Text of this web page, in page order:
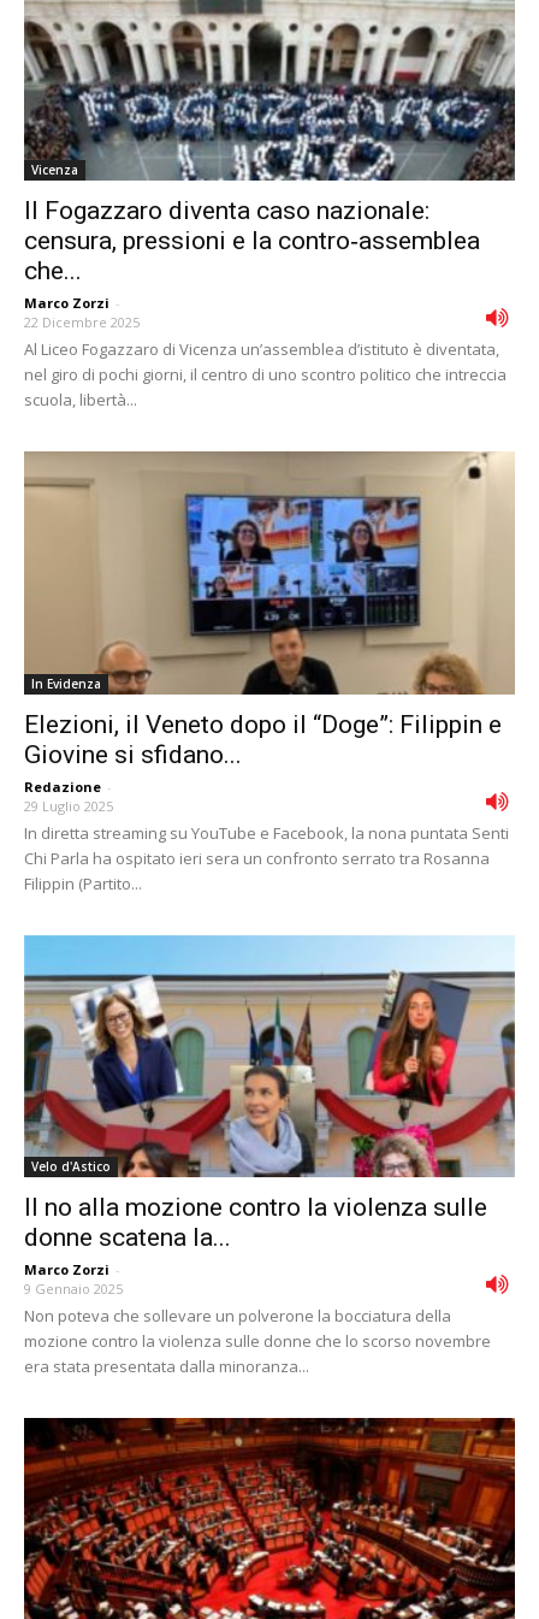
Vicenza
Il Fogazzaro diventa caso nazionale:
censura, pressioni e la contro‑assemblea
che...
Marco Zorzi -
22 Dicembre 2025
Al Liceo Fogazzaro di Vicenza un’assemblea d’istituto è diventata,
nel giro di pochi giorni, il centro di uno scontro politico che intreccia
scuola, libertà...
In Evidenza
Elezioni, il Veneto dopo il “Doge”: Filippin e
Giovine si sfidano...
Redazione -
29 Luglio 2025
In diretta streaming su YouTube e Facebook, la nona puntata Senti
Chi Parla ha ospitato ieri sera un confronto serrato tra Rosanna
Filippin (Partito...
Velo d'Astico
Il no alla mozione contro la violenza sulle
donne scatena la...
Marco Zorzi -
9 Gennaio 2025
Non poteva che sollevare un polverone la bocciatura della
mozione contro la violenza sulle donne che lo scorso novembre
era stata presentata dalla minoranza...